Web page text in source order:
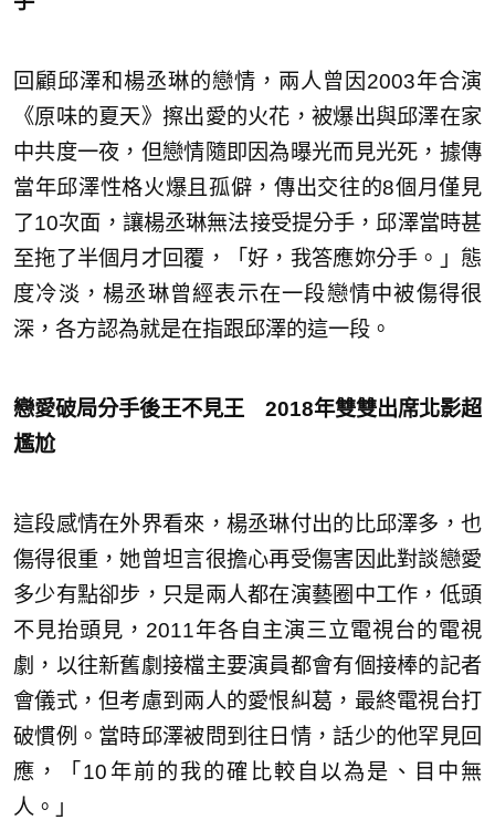
回顧邱澤和楊丞琳的戀情，兩人曾因2003年合演
《原味的夏天》擦出愛的火花，被爆出與邱澤在家
中共度一夜，但戀情隨即因為曝光而見光死，據傳
當年邱澤性格火爆且孤僻，傳出交往的8個月僅見
了10次面，讓楊丞琳無法接受提分手，邱澤當時甚
至拖了半個月才回覆，「好，我答應妳分手。」態
度冷淡，楊丞琳曾經表示在一段戀情中被傷得很
深，各方認為就是在指跟邱澤的這一段。
戀愛破局分手後王不見王 2018年雙雙出席北影超
尷尬
這段感情在外界看來，楊丞琳付出的比邱澤多，也
傷得很重，她曾坦言很擔心再受傷害因此對談戀愛
多少有點卻步，只是兩人都在演藝圈中工作，低頭
不見抬頭見，2011年各自主演三立電視台的電視
劇，以往新舊劇接檔主要演員都會有個接棒的記者
會儀式，但考慮到兩人的愛恨糾葛，最終電視台打
破慣例。當時邱澤被問到往日情，話少的他罕見回
應，「10年前的我的確比較自以為是、目中無
人。」